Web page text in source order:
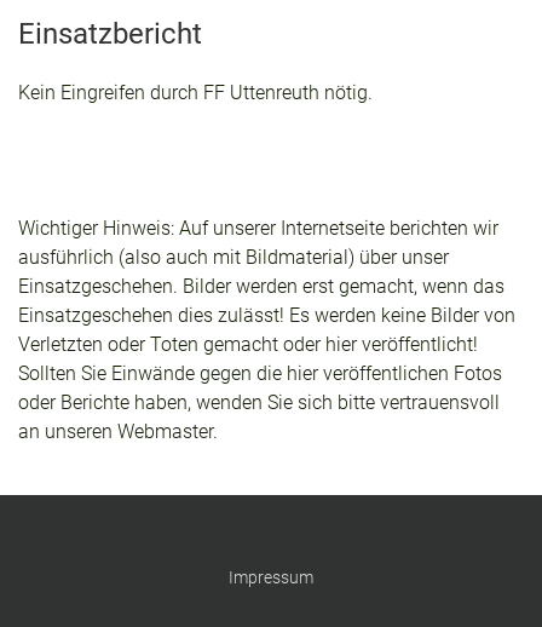
Einsatzbericht
Kein Eingreifen durch FF Uttenreuth nötig.
Wichtiger Hinweis: Auf unserer Internetseite berichten wir
ausführlich (also auch mit Bildmaterial) über unser
Einsatzgeschehen. Bilder werden erst gemacht, wenn das
Einsatzgeschehen dies zulässt! Es werden keine Bilder von
Verletzten oder Toten gemacht oder hier veröffentlicht!
Sollten Sie Einwände gegen die hier veröffentlichen Fotos
oder Berichte haben, wenden Sie sich bitte vertrauensvoll
an unseren Webmaster.
Impressum